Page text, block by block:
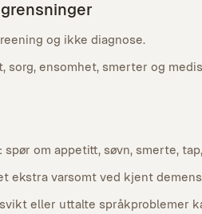
og ikke diagnose.
sorg, ensomhet, smerter og
spør om appetitt, søvn, smerte,
ekstra varsomt ved kjent
eller uttalte språkproblemer